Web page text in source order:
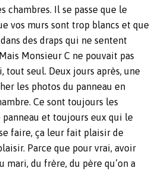
chambres. Il se passe que le
vos murs sont trop blancs et que
des draps qui ne sentent
Monsieur C ne pouvait pas
tout seul. Deux jours après, une
les photos du panneau en
Ce sont toujours les
et toujours eux qui le
faire, ça leur fait plaisir de
Parce que pour vrai, avoir
mari, du frère, du père qu’on a